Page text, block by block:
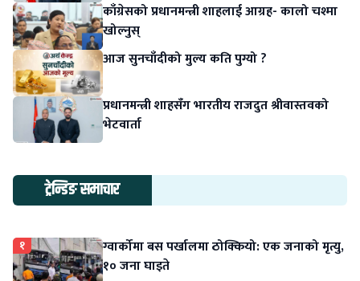
काँग्रेसको प्रधानमन्त्री शाहलाई आग्रह- कालो चश्मा
खोल्नुस्
आज सुनचाँदीको मुल्य कति पुग्यो ?
प्रधानमन्त्री शाहसँग भारतीय राजदुत श्रीवास्तवको
भेटवार्ता
ट्रेन्डिङ समाचार
१
ग्वार्कोमा बस पर्खालमा ठोक्कियो: एक जनाको मृत्यु,
१० जना घाइते